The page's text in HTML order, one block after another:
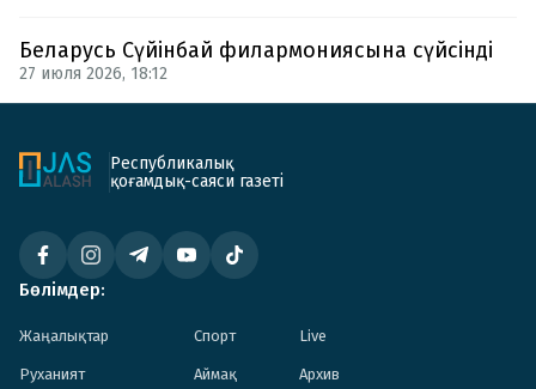
Беларусь Сүйінбай филармониясына сүйсінді
27 июля 2026, 18:12
Республикалық
қоғамдық-саяси газеті
Бөлімдер:
Жаңалықтар Спорт Live
Руханият Аймақ Архив